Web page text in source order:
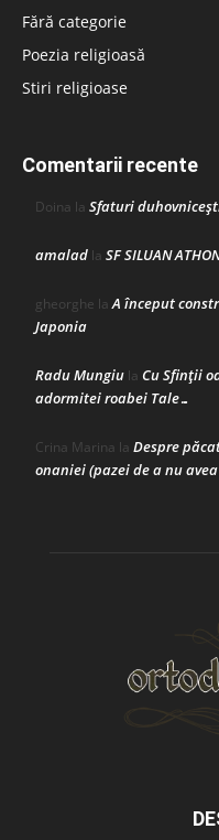
Fără categorie
Poezia religioasă
Stiri religioase
Comentarii recente
Doina la Sfaturi
amalad la SF SILUAN
gheorghe laA început
Japonia
Radu Mungiu la Cu Sfinții
adormitei roabei Tale…
Crina Marina la Despre
onaniei (pazei de a nu